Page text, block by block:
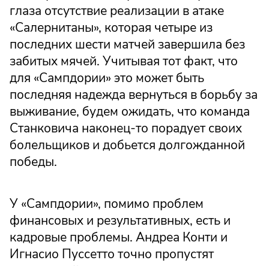
глаза отсутствие реализации в атаке
«Салернитаны», которая четыре из
последних шести матчей завершила без
забитых мячей. Учитывая тот факт, что
для «Сампдории» это может быть
последняя надежда вернуться в борьбу за
выживание, будем ожидать, что команда
Станковича наконец-то порадует своих
болельщиков и добьется долгожданной
победы.
У «Сампдории», помимо проблем
финансовых и результативных, есть и
кадровые проблемы. Андреа Конти и
Игнасио Пуссетто точно пропустят